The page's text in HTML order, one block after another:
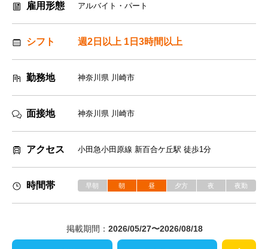
雇用形態 アルバイト・パート
シフト 週2日以上 1日3時間以上
勤務地 神奈川県 川崎市
面接地 神奈川県 川崎市
アクセス 小田急小田原線 新百合ケ丘駅 徒歩1分
時間帯 早朝 朝 昼 夕方 夜 夜勤
掲載期間： 2026/05/27〜2026/08/18